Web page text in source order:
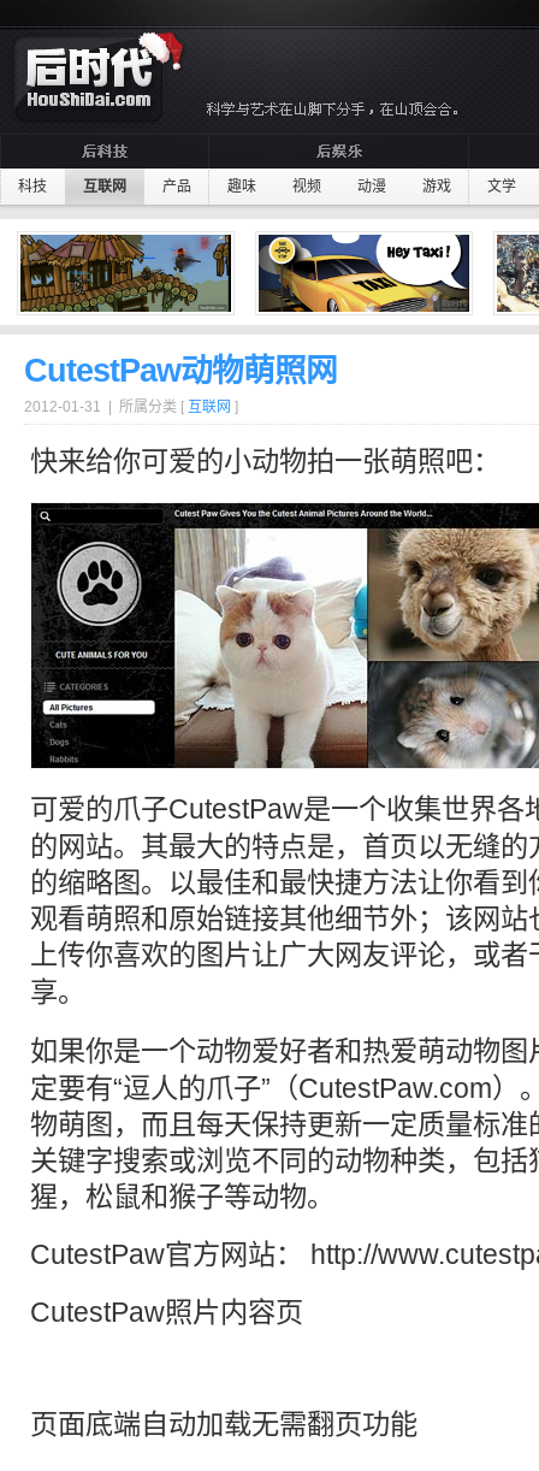
科技 互联网 产品 趣味 视频 动漫 游戏 文学
CutestPaw动物萌照网
2012-01-31 | 所属分类 [ 互联网 ]
快来给你可爱的小动物拍一张萌照吧：
可爱的爪子CutestPaw是一个收集世界各
的网站。其最大的特点是，首页以无缝
的缩略图。以最佳和最快捷方法让你看
观看萌照和原始链接其他细节外；该网
上传你喜欢的图片让广大网友评论，或者
享。
如果你是一个动物爱好者和热爱萌动物
定要有“逗人的爪子”（CutestPaw.com）
物萌图，而且每天保持更新一定质量标
关键字搜索或浏览不同的动物种类，包
猩，松鼠和猴子等动物。
CutestPaw官方网站：
http://
CutestPaw照片内容页
页面底端自动加载无需翻页功能